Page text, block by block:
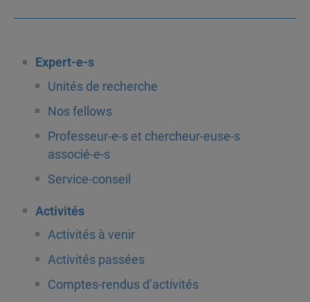
Expert-e-s
Unités de recherche
Nos fellows
Professeur-e-s et chercheur-euse-s
associé-e-s
Service-conseil
Activités
Activités à venir
Activités passées
Comptes-rendus d’activités